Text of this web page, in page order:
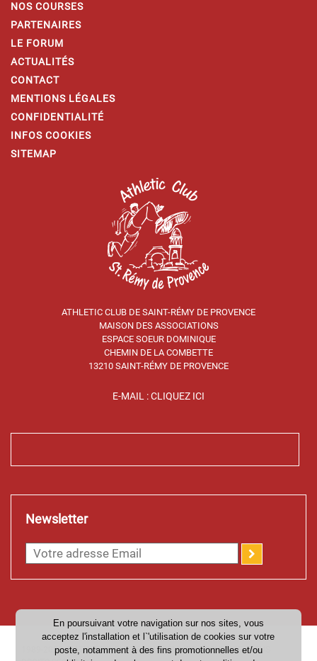
NOS COURSES
PARTENAIRES
LE FORUM
ACTUALITÉS
CONTACT
MENTIONS LÉGALES
CONFIDENTIALITÉ
INFOS COOKIES
SITEMAP
Newsletter
ATHLETIC CLUB DE SAINT-RÉMY DE PROVENCE
MAISON DES ASSOCIATIONS
ESPACE SOEUR DOMINIQUE
CHEMIN DE LA COMBETTE
13210 SAINT-RÉMY DE PROVENCE
E-MAIL : CLIQUEZ ICI
1989-2026 © ATHLÉTIC CLUB SAINT-RÉMY DE PROVENCE - TOUS
En poursuivant votre navigation sur nos sites, vous
acceptez l'installation et l`'utilisation de cookies sur votre
poste, notamment à des fins promotionnelles et/ou